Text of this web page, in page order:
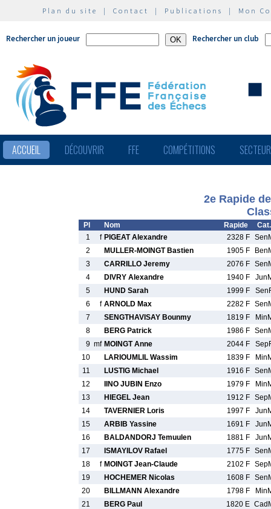
Plan du site | Contact | Publications | Mon
Rechercher un joueur Rechercher un club
ACCUEIL DÉCOUVRIR FFE COMPÉTITIONS
2e Rapide
Pl Nom Rapide
Cat.
1
f PIGEAT Alexandre 2328 F
2
MULLER-MOINGT Bastien 1905 F
3
CARRILLO Jeremy 2076 F
4
DIVRY Alexandre 1940 F
5
HUND Sarah 1999 F
6
f ARNOLD Max 2282 F
7
SENGTHAVISAY Bounmy 1819 F
8
BERG Patrick 1986 F
9 mf MOINGT Anne 2044 F
10
LARIOUMLIL Wassim 1839 F
11
LUSTIG Michael 1916 F
12
IINO JUBIN Enzo 1979 F
13
HIEGEL Jean 1912 F
14
TAVERNIER Loris 1997 F
15
ARBIB Yassine 1691 F
16
BALDANDORJ Temuulen 1881 F
17
ISMAYILOV Rafael 1775 F
18
f MOINGT Jean-Claude 2102 F
19
HOCHEMER Nicolas 1608 F
20
BILLMANN Alexandre 1798 F
21
BERG Paul 1820 E